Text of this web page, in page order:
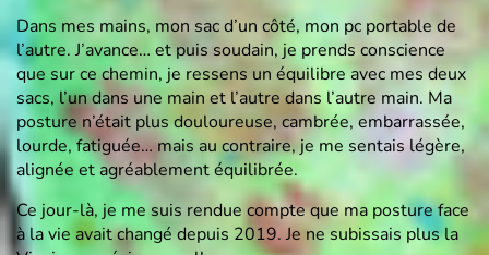
Dans mes mains, mon sac d’un côté, mon pc portable de
l’autre. J’avance… et puis soudain, je prends conscience
que sur ce chemin, je ressens un équilibre avec mes deux
sacs, l’un dans une main et l’autre dans l’autre main. Ma
posture n’était plus douloureuse, cambrée, embarrassée,
lourde, fatiguée… mais au contraire, je me sentais légère,
alignée et agréablement équilibrée.
Ce jour-là, je me suis rendue compte que ma posture face
à la vie avait changé depuis 2019. Je ne subissais plus la